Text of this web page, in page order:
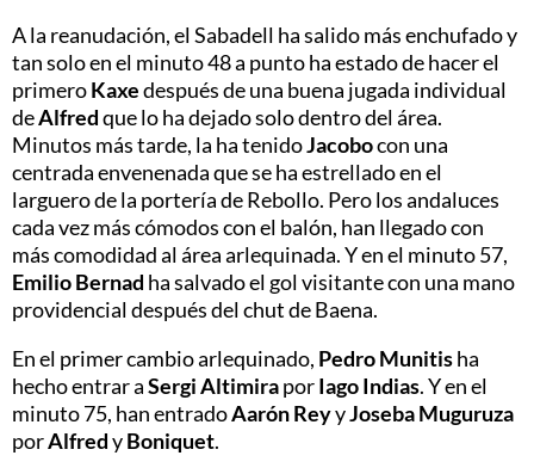
A la reanudación, el Sabadell ha salido más enchufado y
tan solo en el minuto 48 a punto ha estado de hacer el
primeroKaxedespués de una buena jugada individual
deAlfredque lo ha dejado solo dentro del área.
Minutos más tarde, la ha tenidoJacobocon una
centrada envenenada que se ha estrellado en el
larguero de la portería de Rebollo. Pero los andaluces
cada vez más cómodos con el balón, han llegado con
más comodidad al área arlequinada. Y en el minuto 57,
EmilioBernad ha salvado el gol visitante con una mano
providencial después del chut de Baena.
En el primer cambio arlequinado, PedroMunitisha
hecho entrar aSergiAltimiraporIagoIndias. Y en el
minuto 75, han entradoAarónReyyJosebaMuguruza
porAlfredyBoniquet.